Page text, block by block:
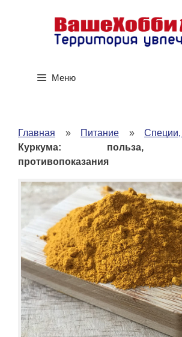
содержимому
Меню
Главная » Питание »
Куркума: польза,
противопоказания